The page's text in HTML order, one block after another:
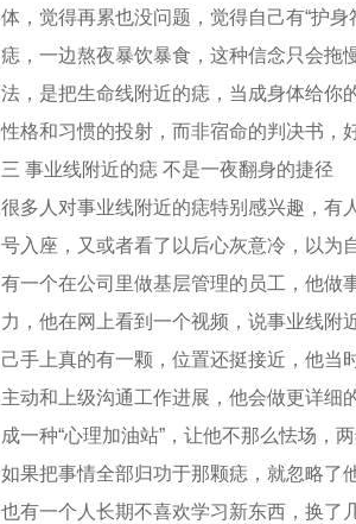
体，觉得再累也没问题，觉得自己有“护
痣，一边熬夜暴饮暴食，这种信念只会拖
法，是把生命线附近的痣，当成身体给你
性格和习惯的投射，而非宿命的判决书，
三 事业线附近的痣 不是一夜翻身的捷径
很多人对事业线附近的痣特别感兴趣，有
号入座，又或者看了以后心灰意冷，以为
有一个在公司里做基层管理的员工，他做
力，他在网上看到一个视频，说事业线附
己手上真的有一颗，位置还挺接近，他当
主动和上级沟通工作进展，他会做更详细
成一种“心理加油站”，让他不那么怯场，
如果把事情全部归功于那颗痣，就忽略了
也有一个人长期不喜欢学习新东西，换了